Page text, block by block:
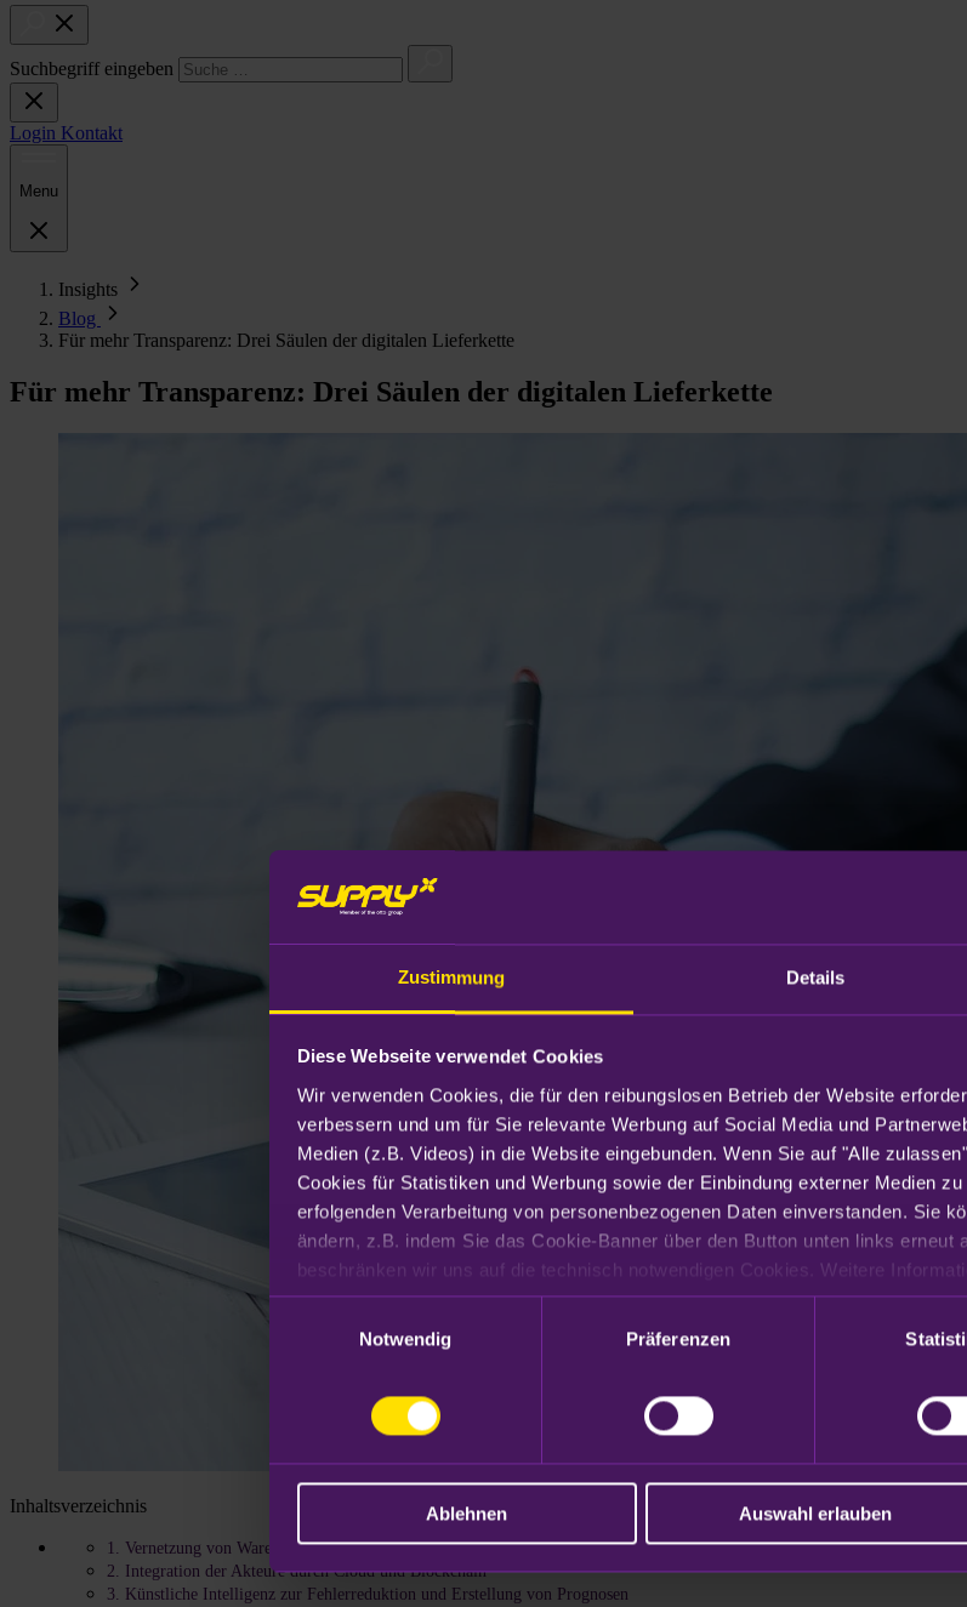
Zustimmung Details
Diese Webseite verwendet Cookies
Wir verwenden Cookies, die für den reibungslosen Betrieb der Website
verbessern und um für Sie relevante Werbung auf Social Media und
Medien (z.B. Videos) in die Website eingebunden. Wenn Sie auf "Alle
Cookies für Statistiken und Werbung sowie der Einbindung externer Medien
erfolgenden Verarbeitung von personenbezogenen Daten einverstanden. Sie
ändern, z.B. indem Sie das Cookie-Banner über den Button unten links erneut
Datenschutzhinweisen.
Notwendig
Präferenzen
Ablehnen Auswahl erlauben
Suchbegriff eingeben
Login Kontakt
Menu
Insights
Blog
Für mehr Transparenz: Drei Säulen der digitalen Lieferkette
Für mehr Transparenz: Drei Säulen der digitalen Lieferkette
Inhaltsverzeichnis
1. Vernetzung von Waren, Assets und Fahrzeugen durch IoT
2. Integration der Akteure durch Cloud und Blockchain
3. Künstliche Intelligenz zur Fehlerreduktion und Erstellung von Prognosen